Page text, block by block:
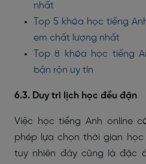
nhất
Top 5 khóa học tiếng
em chất lượng nhất
Top 8 khóa học tiếng
bận rộn uy tín
6.3. Duy trì lịch học đều đặn
Việc học tiếng Anh online
phép lựa chọn thời gian
tuy nhiên đây cũng là đặc